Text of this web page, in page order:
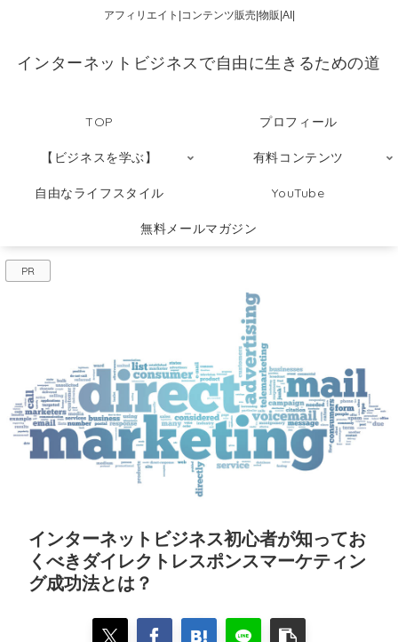
アフィリエイト|コンテンツ販売|物販|AI|
インターネットビジネスで自由に生きるための道
TOP プロフィール
【ビジネスを学ぶ】 有料コンテンツ
自由なライフスタイル YouTube
無料メールマガジン
PR
インターネットビジネス初心者が知ってお
くべきダイレクトレスポンスマーケティン
グ成功法とは？